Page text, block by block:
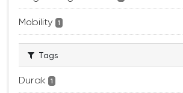
Mobility 1
Tags
Durak 1